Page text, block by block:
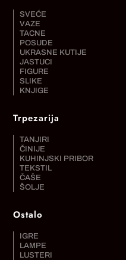
SVEĆE
VAZE
TACNE
POSUDE
UKRASNE KUTIJE
JASTUCI
FIGURE
SLIKE
KNJIGE
Trpezarija
TANJIRI
ČINIJE
KUHINJSKI PRIBOR
TEKSTIL
ČAŠE
ŠOLJE
Ostalo
IGRE
LAMPE
LUSTERI